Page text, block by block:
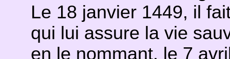
Le 18 janvier 1449, il
qui lui assure la vie
en le nommant, le 7